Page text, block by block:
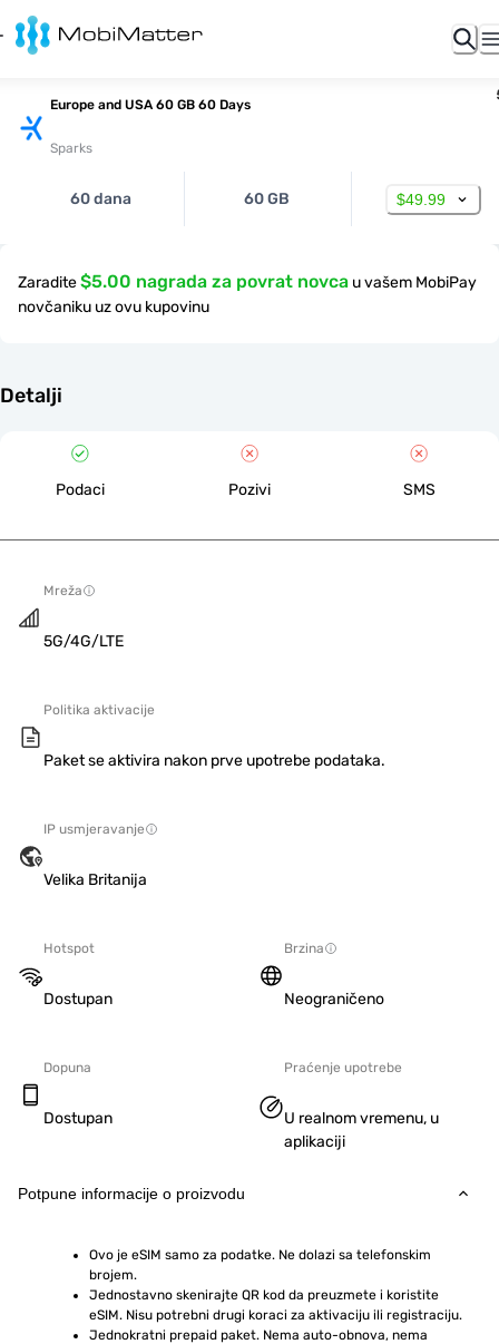
Europe and USA 60 GB 60 Days
Sparks
60 dana 60 GB $49.99
Zaradite$5.00 nagrada za povrat novca u vašem MobiPay
novčaniku uz ovu kupovinu
Detalji
Podaci Pozivi SMS
Mreža
5G/4G/LTE
Politika aktivacije
Paket se aktivira nakon prve upotrebe podataka.
IP usmjeravanje
Velika Britanija
Hotspot
Dostupan
Brzina
Neograničeno
Dopuna
Dostupan
Praćenje upotrebe
U realnom vremenu, u
aplikaciji
Potpune informacije o proizvodu
Ovo je eSIM samo za podatke. Ne dolazi sa telefonskim
brojem.
Jednostavno skenirajte QR kod da preuzmete i koristite
eSIM. Nisu potrebni drugi koraci za aktivaciju ili registraciju.
Jednokratni prepaid paket. Nema auto-obnova, nema